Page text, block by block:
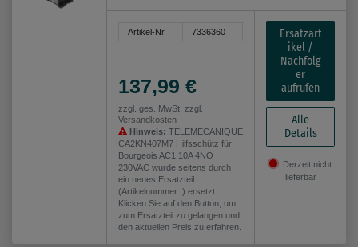
Artikel-Nr. 7336360
137,99 €
zzgl. ges. MwSt. zzgl.
Versandkosten
Hinweis: TELEMECANIQUE
CA2KN407M7 Hilfsschütz für
Bourgeois AC1 10A 4NO
230VAC wurde seitens durch
ein neues Ersatzteil
(Artikelnummer: ) ersetzt.
Klicken Sie auf den Button, um
zum Ersatzteil zu gelangen und
den aktuellen Preis zu erfahren.
Ersatzart
ikel /
Nachfolg
er
aufrufen
Alle
Details
Derzeit nicht
lieferbar